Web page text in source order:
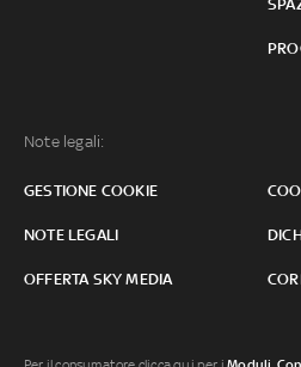
Note legali:
GESTIONE COOKIE
NOTE LEGALI
OFFERTA SKY MEDIA